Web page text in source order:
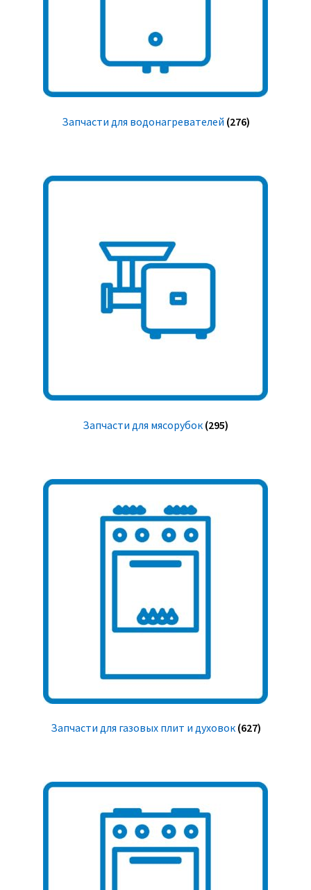
Запчасти для водонагревателей (276)
Запчасти для мясорубок (295)
Запчасти для газовых плит и духовок (627)